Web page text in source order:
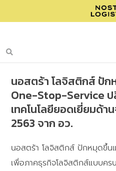
นอสตร้า โลจิสติกส์ ปั
One-Stop-Service ป
เทคโนโลยียอดเยี่ยมด้
2563 จาก อว.
นอสตร้า โลจิสติกส์ ปักหมุดขึ้น
เพื่อภาคธุรกิจโลจิสติกส์แบบค